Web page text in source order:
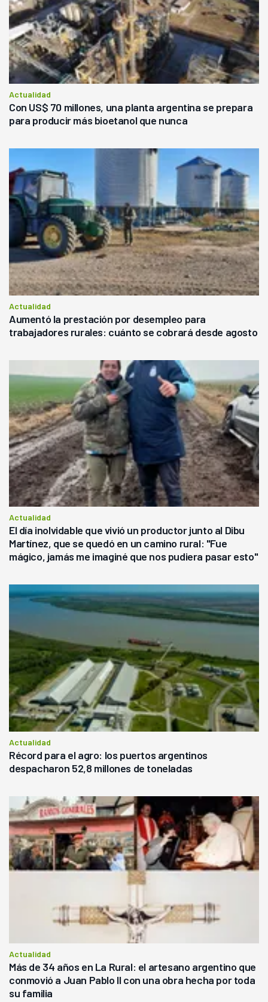
Actualidad
Con US$ 70 millones, una planta argentina se prepara
para producir más bioetanol que nunca
Actualidad
Aumentó la prestación por desempleo para
trabajadores rurales: cuánto se cobrará desde agosto
Actualidad
El día inolvidable que vivió un productor junto al Dibu
Martínez, que se quedó en un camino rural: "Fue
mágico, jamás me imaginé que nos pudiera pasar esto"
Actualidad
Récord para el agro: los puertos argentinos
despacharon 52,8 millones de toneladas
Actualidad
Más de 34 años en La Rural: el artesano argentino que
conmovió a Juan Pablo II con una obra hecha por toda
su familia